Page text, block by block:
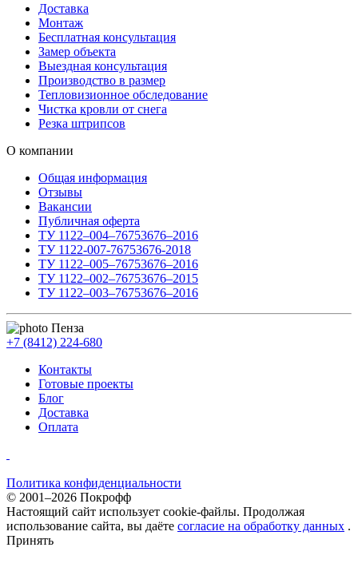
Доставка
Монтаж
Бесплатная консультация
Замер объекта
Выездная консультация
Производство в размер
Тепловизионное обследование
Чистка кровли от снега
Резка штрипсов
О компании
Общая информация
Отзывы
Вакансии
Публичная оферта
ТУ 1122–004–76753676–2016
ТУ 1122-007-76753676-2018
ТУ 1122–005–76753676–2016
ТУ 1122–002–76753676–2015
ТУ 1122–003–76753676–2016
Пенза
+7 (8412) 224-680
Контакты
Готовые проекты
Блог
Доставка
Оплата
Политика конфиденциальности
© 2001–2026 Покрофф
Настоящий сайт использует cookie-файлы. Продолжая
использование сайта, вы даёте согласие на обработку данных .
Принять